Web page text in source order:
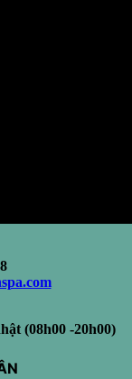
(08h00 -20h00)